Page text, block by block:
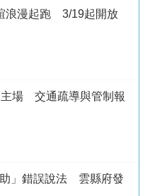
浪漫起跑 3/19起開放
場 交通疏導與管制報
」錯誤說法 雲縣府發